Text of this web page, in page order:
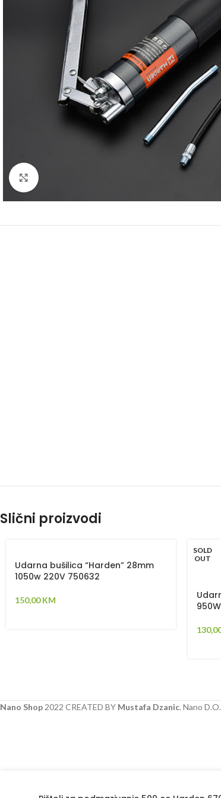
Slični proizvodi
Udarna bušilica “Harden” 28mm
1050w 220V 750632
150,00KM
SOLD
OUT
Nano Shop 2022 CREATED BY Mustafa Dzanic. Nano